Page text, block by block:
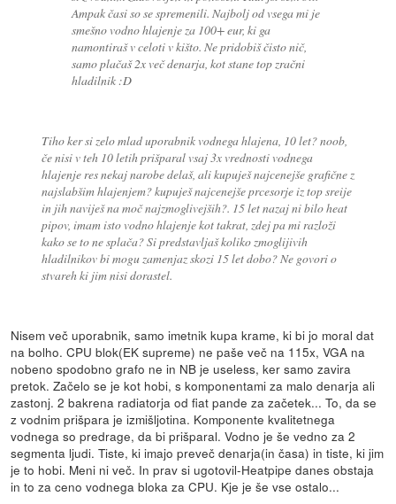
Ampak časi so se spremenili. Najbolj od vsega mi je
smešno vodno hlajenje za 100+ eur, ki ga
namontiraš v celoti v kišto. Ne pridobiš čisto nič,
samo plačaš 2x več denarja, kot stane top zračni
hladilnik :D
Tiho ker si zelo mlad uporabnik vodnega hlajena, 10 let? noob,
če nisi v teh 10 letih prišparal vsaj 3x vrednosti vodnega
hlajenje res nekaj narobe delaš, ali kupuješ najcenejše grafične z
najslabšim hlajenjem? kupuješ najcenejše prcesorje iz top sreije
in jih naviješ na moč najzmoglivejših?. 15 let nazaj ni bilo heat
pipov, imam isto vodno hlajenje kot takrat, zdej pa mi razloži
kako se to ne splača? Si predstavljaš koliko zmoglijivih
hladilnikov bi mogu zamenjaz skozi 15 let dobo? Ne govori o
stvareh ki jim nisi dorastel.
Nisem več uporabnik, samo imetnik kupa krame, ki bi jo moral dat
na bolho. CPU blok(EK supreme) ne paše več na 115x, VGA na
nobeno spodobno grafo ne in NB je useless, ker samo zavira
pretok. Začelo se je kot hobi, s komponentami za malo denarja ali
zastonj. 2 bakrena radiatorja od fiat pande za začetek... To, da se
z vodnim prišpara je izmišljotina. Komponente kvalitetnega
vodnega so predrage, da bi prišparal. Vodno je še vedno za 2
segmenta ljudi. Tiste, ki imajo preveč denarja(in časa) in tiste, ki jim
je to hobi. Meni ni več. In prav si ugotovil-Heatpipe danes obstaja
in to za ceno vodnega bloka za CPU. Kje je še vse ostalo...